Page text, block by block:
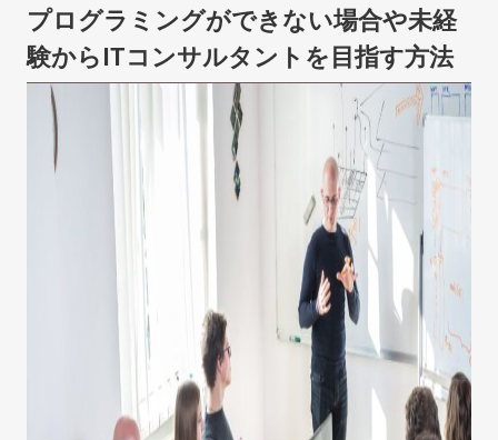
プログラミングができない場合や未経
験からITコンサルタントを目指す方法